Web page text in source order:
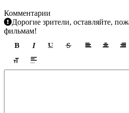
Комментарии
Дорогие зрители, оставляйте,
фильмам!